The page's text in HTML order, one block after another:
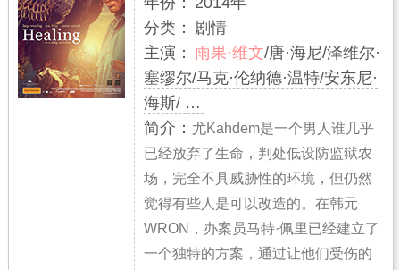
分类： 剧情
主演： 雨果·维文/唐·海尼/泽维尔·
塞缪尔/马克·伦纳德·温特/安东尼·
海斯/ …
简介： 尤Kahdem是一个男人谁几乎
已经放弃了生命，判处低设防监狱农
场，完全不具威胁性的环境，但仍然
觉得有些人是可以改造的。在韩元
WRON，办案员马特·佩里已经建立了
一个独特的方案，通过让他们受伤的